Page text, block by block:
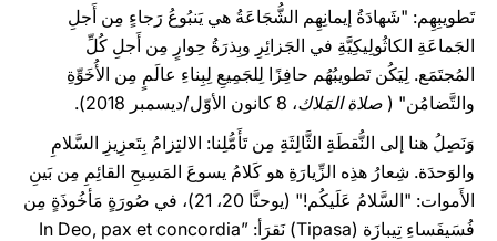
تَطويبِهِم: "شَهادَةُ إيمانِهِم الشُّجَاعَةُ هي يَنبُوعُ رَجاءٍ مِن أَجلِ
الجَماعَةِ الكاثُولِيكِيَّةِ في الجَزائِرِ وبِذرَةُ حِوارٍ مِن أَجلِ كُلِّ
المُجتَمَع. لِيَكُن تَطويبُهُم حافِزًا لِلجَمِيعِ لِبِناءِ عالَمٍ مِن الأُخَوِّةِ
والتَّضامُن" ( صلاة المَلاك، 8 كانون الأوّل/ديسمبر 2018).
وَنَصِلُ هنا إلى النُّقطَةِ الثَّالِثَةِ مِن تَأَمُّلِنا: الالتِزامُ بِتَعزِيزِ السَّلامِ
والوَحدَة. شِعارُ هذِه الزِّيارَةِ هو كَلامُ يسوعَ المَسِيحِ القائِمِ مِن بَينِ
الأَموات: "السَّلامُ عَلَيكُم!" (يوحنَّا 20، 21)، في صُورَةٍ مَأخُوذَةٍ مِن
فُسَيفَساءِ تِيبازَة (Tipasa) نَقرَأ: ”In Deo, pax et concordia